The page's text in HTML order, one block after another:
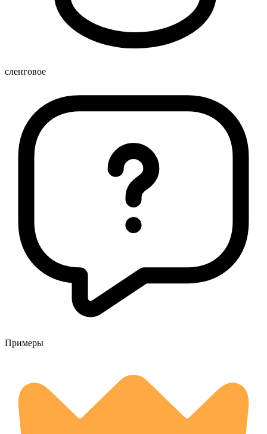
сленговое
Примеры